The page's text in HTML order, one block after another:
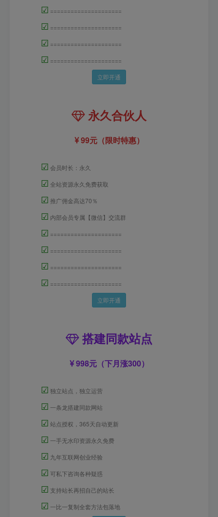
☑ =====================
☑ =====================
☑ =====================
☑ =====================
立即开通
永久合伙人
99元（限时特惠）
☑ 会员时长：永久
☑ 全站资源永久免费获取
☑ 推广佣金高达70％
☑ 内部会员专属【微信】交流群
☑ =====================
☑ =====================
☑ =====================
☑ =====================
立即开通
搭建同款站点
998元（下月涨300）
☑ 独立站点，独立运营
☑ 一条龙搭建同款网站
☑ 站点授权，365天自动更新
☑ 一手无水印资源永久免费
☑ 九年互联网创业经验
☑ 可私下咨询各种疑惑
☑ 支持站长再招自己的站长
☑ 一比一复制全套方法包落地